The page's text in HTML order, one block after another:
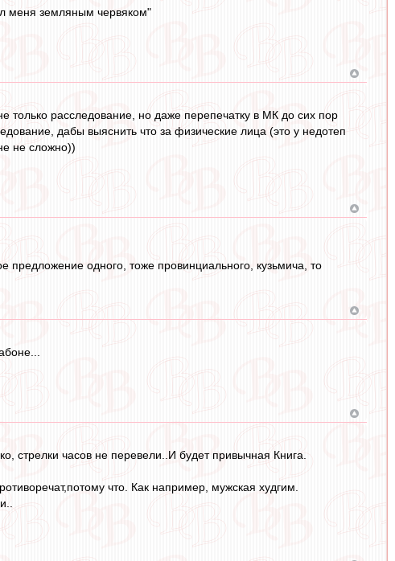
меня земляным червяком"
только расследование, но даже перепечатку в МК до сих пор
дабы выяснить что за физические лица (это у недотеп
не сложно))
одного, тоже провинциального, кузьмича, то
стрелки часов не перевели..И будет привычная Книга.
что. Как например, мужская худгим.